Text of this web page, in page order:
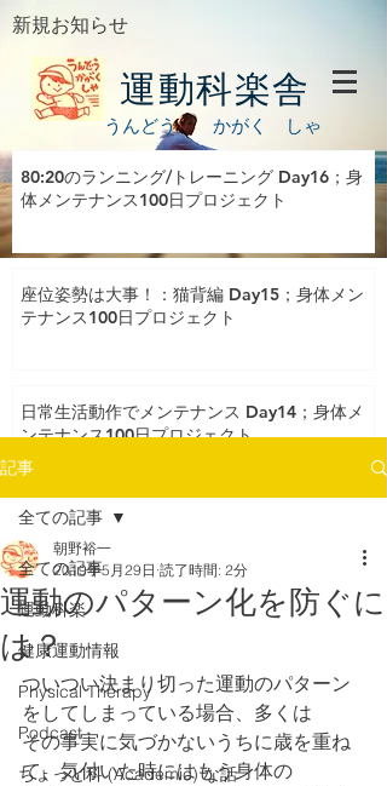
新規お知らせ
運動科楽舎
うんどう かがく しゃ
80:20のランニング/トレーニング Day16；身
体メンテナンス100日プロジェクト
座位姿勢は大事！：猫背編 Day15；身体メン
テナンス100日プロジェクト
日常生活動作でメンテナンス Day14；身体メ
ンテナンス100日プロジェクト
記事
全ての記事
運動科楽
健康運動情報
Physical Therapy
Podcast
ちょっと科 (Academic) な話
全ての記事
運動のパターン化を防ぐに
は？
朝野裕一
2019年5月29日 読了時間: 2分
ついつい決まり切った運動のパターン
をしてしまっている場合、多くは
その事実に気づかないうちに歳を重ね
て、気付いた時にはもう身体の